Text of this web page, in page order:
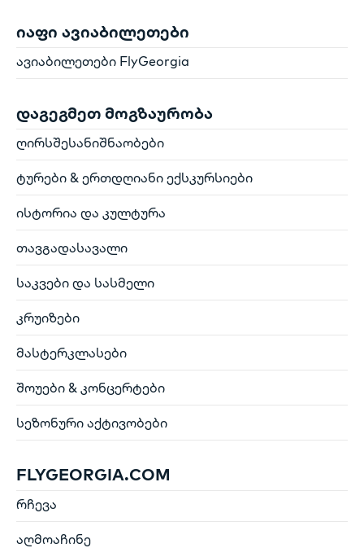
იაფი ავიაბილეთები
ავიაბილეთები FlyGeorgia
დაგეგმეთ მოგზაურობა
ღირსშესანიშნაობები
ტურები & ერთდღიანი ექსკურსიები
ისტორია და კულტურა
თავგადასავალი
საკვები და სასმელი
კრუიზები
მასტერკლასები
შოუები & კონცერტები
სეზონური აქტივობები
FLYGEORGIA.COM
რჩევა
აღმოაჩინე